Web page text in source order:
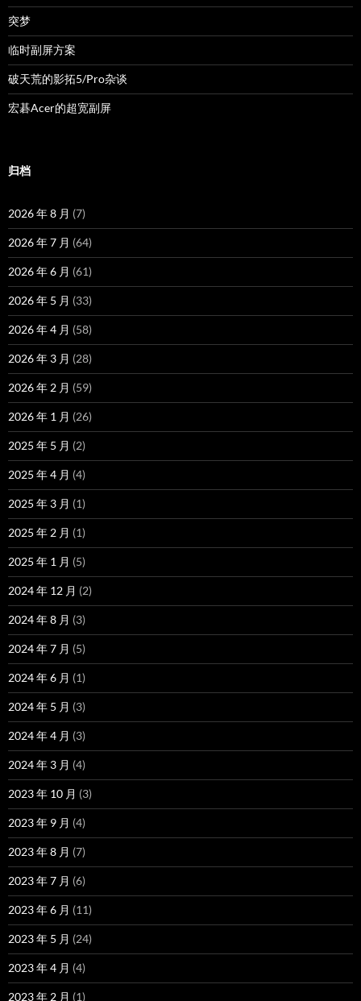
突梦
临时副屏方案
破天荒的影拓5/Pro杂谈
宏碁Acer的超宽副屏
归档
2026 年 8 月 (7)
2026 年 7 月 (64)
2026 年 6 月 (61)
2026 年 5 月 (33)
2026 年 4 月 (58)
2026 年 3 月 (28)
2026 年 2 月 (59)
2026 年 1 月 (26)
2025 年 5 月 (2)
2025 年 4 月 (4)
2025 年 3 月 (1)
2025 年 2 月 (1)
2025 年 1 月 (5)
2024 年 12 月 (2)
2024 年 8 月 (3)
2024 年 7 月 (5)
2024 年 6 月 (1)
2024 年 5 月 (3)
2024 年 4 月 (3)
2024 年 3 月 (4)
2023 年 10 月 (3)
2023 年 9 月 (4)
2023 年 8 月 (7)
2023 年 7 月 (6)
2023 年 6 月 (11)
2023 年 5 月 (24)
2023 年 4 月 (4)
2023 年 2 月 (1)